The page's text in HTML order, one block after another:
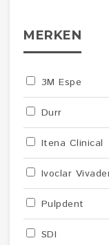
MERKEN
3M Espe
Durr
Itena Clinical
Ivoclar
Pulpdent
SDI